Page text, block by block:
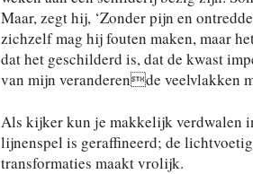
Maar, zegt hij, ‘Zonder pijn en
zichzelf mag hij fouten maken, maar
dat het geschilderd is, dat de kwast
van mijn veranderende veelvlakken
Als kijker kun je makkelijk verdwalen
lijnenspel is geraffineerd; de
transformaties maakt vrolijk.